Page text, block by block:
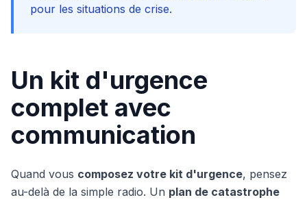
pour les situations de crise.
Un kit d'urgence
complet avec
communication
Quand vous composez votre kit d'urgence, pensez
au-delà de la simple radio. Un plan de catastrophe